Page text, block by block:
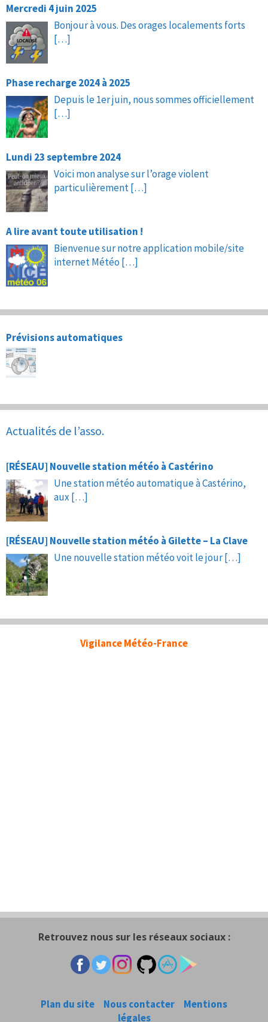
Mercredi 4 juin 2025
Bonjour à vous. Des orages localements forts
[…]
Phase recharge 2024 à 2025
Depuis le 1er juin, nous sommes officiellement
[…]
Lundi 23 septembre 2024
Voici mon analyse sur l’orage violent
particulièrement[…]
A lire avant toute utilisation !
Bienvenue sur notre application mobile/site
internet Météo […]
Prévisions automatiques
Actualités de l’asso.
[RÉSEAU] Nouvelle station météo à Castérino
Une station météo automatique à Castérino,
aux […]
[RÉSEAU] Nouvelle station météo à Gilette – La Clave
Une nouvelle station météo voit le jour[…]
Vigilance Météo-France
Retrouvez nous sur les réseaux sociaux :
Plan du site Nous contacter
Mentions
légales